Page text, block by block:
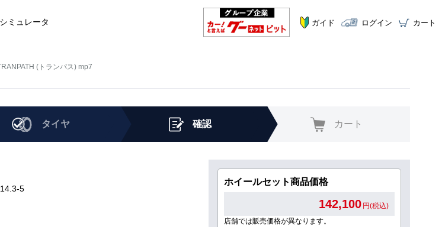
シミュレータ ガイド ログイン カート
(トランパス) mp7
タイヤ 確認 カート
5
ホイールセット商品価格
142,100 円(税込)
店舗では販売価格が異なります。